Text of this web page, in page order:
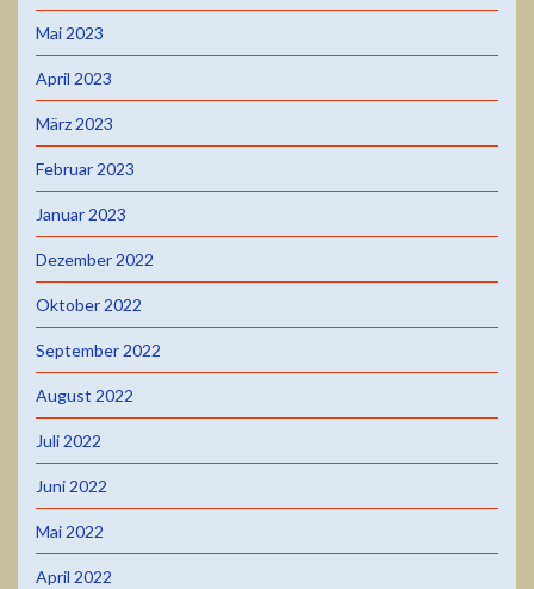
Mai 2023
April 2023
März 2023
Februar 2023
Januar 2023
Dezember 2022
Oktober 2022
September 2022
August 2022
Juli 2022
Juni 2022
Mai 2022
April 2022